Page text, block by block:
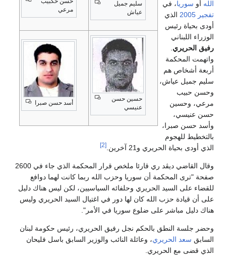
سليم جميل
عياش
مرعي
حسين حسن
عنيسي
أسد حسن صبرا
الله أو سوريا، في
تفجير 2005
الذي
أودى بحياة رئيس
الوزراء اللبناني
رفيق الحريري.
واتهمت المحكمة
أربعة أشخاص هم
سليم جميل عياش،
وحسن حبيب
مرعي، وحسين
حسن عنيسي،
وأسد حسن صبرا،
بالتخطيط للهجوم
الذي أودى بحياة الحريري و21 آخرين.
[2]
وقال القاضي ديڤد ري قارئا ملخص قرار المحكمة الذي جاء في 2600
صفحة "ترى المحكمة أن سوريا وحزب الله ربما كانت لهما دوافع
للقضاء على السيد الحريري وحلفائه السياسيين، لكن ليس هناك دليل
على أن قيادة حزب الله كان لها دور في اغتيال السيد الحريري وليس
هناك دليل مباشر على ضلوع سوريا في الأمر".
وحضر جلسة النطق بالحكم نجل رفيق الحريري، رئيس حكومة لبنان
السابق سعد الحريري، وعائلة النائب والوزير السابق باسل فليحان
الذي قضى مع الحريري.